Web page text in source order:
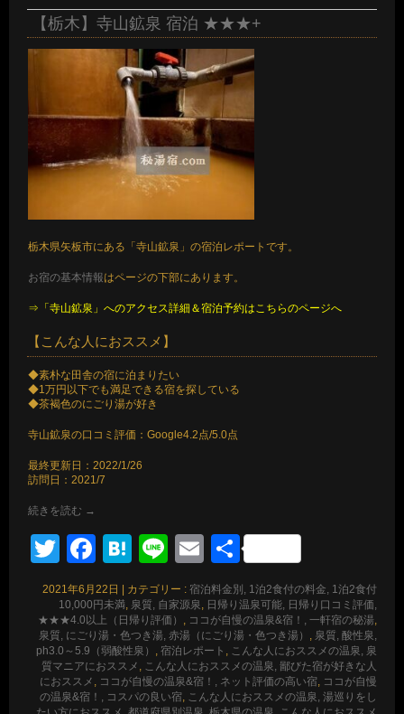
【栃木】寺山鉱泉 宿泊 ★★★+
栃木県矢板市にある「寺山鉱泉」の宿泊レポートです。
お宿の基本情報はページの下部にあります。
⇒「寺山鉱泉」へのアクセス詳細＆宿泊予約はこちらのページへ
【こんな人におススメ】
◆素朴な田舎の宿に泊まりたい
◆1万円以下でも満足できる宿を探している
◆茶褐色のにごり湯が好き
寺山鉱泉の口コミ評価：Google4.2点/5.0点
最終更新日：2022/1/26
訪問日：2021/7
続きを読む →
Twitter
Facebook
Hatena
LineEmail
共
有
2021年6月22日 | カテゴリー : 宿泊料金別, 1泊2食付の料金, 1泊2食付
10,000円未満 泉質, 自家源泉
日帰り温泉可能, 日帰り口コミ評価,
★★★4.0以上（日帰り評価）
ココが自慢の温泉&宿！, 一軒宿の秘湯
泉質, にごり湯・色つき湯, 赤湯（にごり湯・色つき湯）
泉質, 酸性泉,
ph3.0～5.9（弱酸性泉）
宿泊レポート
こんな人におススメの温泉, 泉
質マニアにおススメ
こんな人におススメの温泉, 鄙びた宿が好きな人
におススメ
ココが自慢の温泉&宿！, ネット評価の高い宿 ココが自慢
の温泉&宿！, コスパの良い宿
こんな人におススメの温泉, 湯巡りをし